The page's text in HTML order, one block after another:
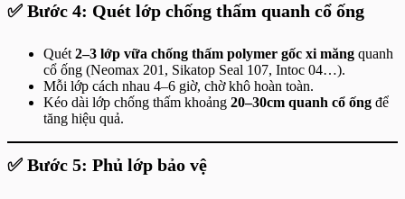
✅ Bước 4: Quét lớp chống thấm quanh cổ ống
Quét 2–3 lớp vữa chống thấm polymer gốc xi măng quanh
cổ ống (Neomax 201, Sikatop Seal 107, Intoc 04…).
Mỗi lớp cách nhau 4–6 giờ, chờ khô hoàn toàn.
Kéo dài lớp chống thấm khoảng 20–30cm quanh cổ ống để
tăng hiệu quả.
✅ Bước 5: Phủ lớp bảo vệ